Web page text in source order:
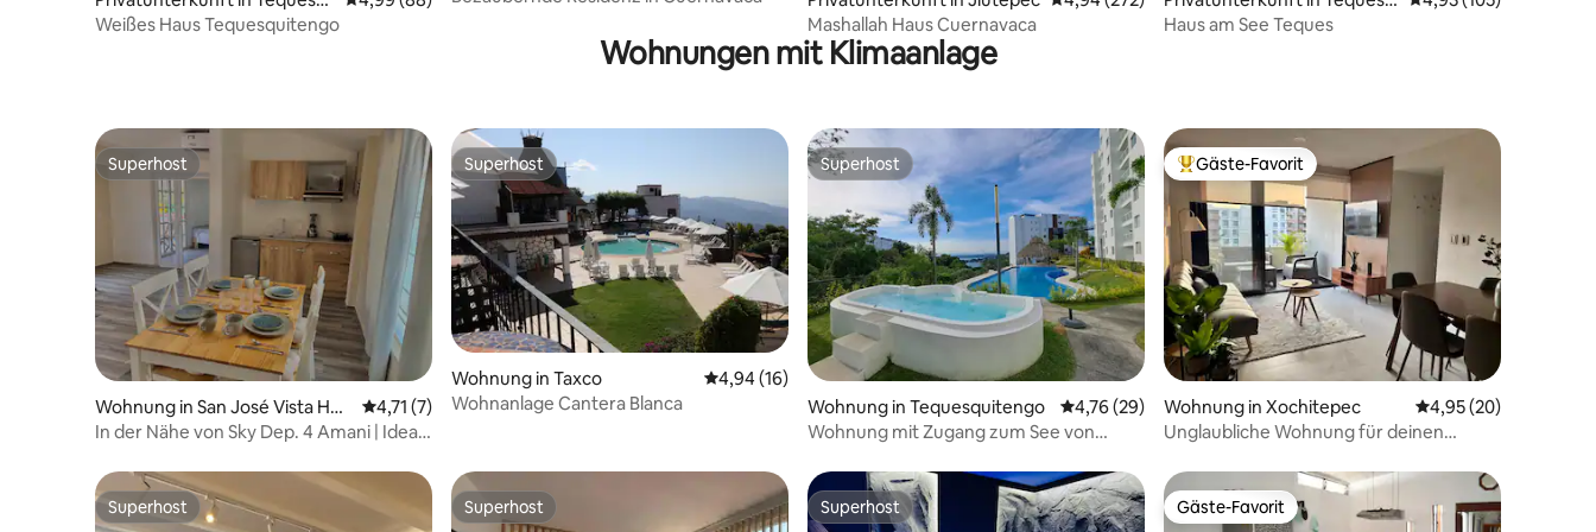
uitengo
Weißes Haus Tequesquitengo
Mashallah Haus Cuernavaca
uitengo
Haus am See Teques
Wohnungen mit Klimaanlage
Superhost
Superhost
Wohnung in San José Vista Her
mosa
Durchschnittliche Bewertung: 4,71 von 5, 7 Bewertungen
4,71 (7)
In der Nähe von Sky Dep. 4 Amani | Ideal
Superhost
Superhost
Wohnung in Taxco Durchschnittliche Bewertung: 4,94 von 5, 16 Bewertungen
4,94 (16)
Wohnanlage Cantera Blanca
Superhost
Superhost
Wohnung in Tequesquitengo Durchschnittliche Bewertung: 4,76 von 5, 29 Bewertungen
4,76 (29)
Wohnung mit Zugang zum See von
Beliebter Gäste-Favorit.
Gäste-Favorit
Wohnung in Xochitepec Durchschnittliche
4,95 (20)
Unglaubliche Wohnung für deinen
Superhost
Superhost Superhost
Superhost Superhost
Superhost Gäste-Favorit
Gäste-Favorit